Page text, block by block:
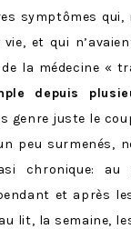
symptômes
et qui
la médecine «
depuis
genre juste le
peu surmenés,
chronique: au
et après
lit, la semaine,